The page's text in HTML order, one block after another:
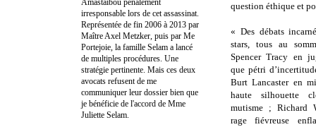
question éthique et
« Des débats
stars, tous au
Spencer Tracy en
que pétri
Burt Lancaster en
haute silhouette
mutisme ; Richard
rage fiévreuse
irresponsable lors de cet assassinat.
Représentée de fin 2006 à 2013 par
Maître Axel Metzker, puis par Me
Portejoie, la famille Selam a lancé
de multiples procédures. Une
stratégie pertinente. Mais ces deux
avocats refusent de me
communiquer leur dossier bien que
je bénéficie de l'accord de Mme
Juliette Selam.